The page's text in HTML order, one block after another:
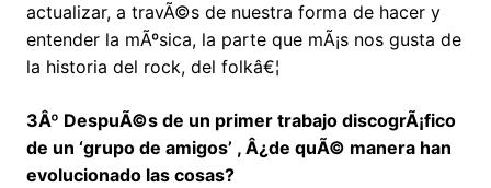
actualizar, a travÃ©s de nuestra forma de hacer y
entender la mÃºsica, la parte que mÃ¡s nos gusta de
la historia del rock, del folkâ€¦
3Âº DespuÃ©s de un primer trabajo discogrÃ¡fico
de un ‘grupo de amigos’ , Â¿de quÃ© manera han
evolucionado las cosas?